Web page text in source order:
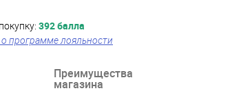
392 балла
программе лояльности
Преимущества
магазина